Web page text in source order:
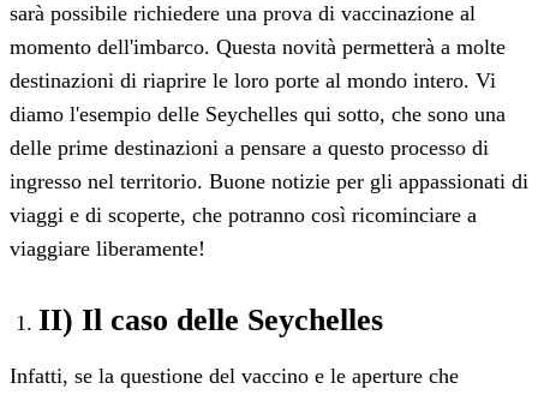
sarà possibile richiedere una prova di vaccinazione al
momento dell'imbarco. Questa novità permetterà a molte
destinazioni di riaprire le loro porte al mondo intero. Vi
diamo l'esempio delle Seychelles qui sotto, che sono una
delle prime destinazioni a pensare a questo processo di
ingresso nel territorio. Buone notizie per gli appassionati di
viaggi e di scoperte, che potranno così ricominciare a
viaggiare liberamente!
II) Il caso delle Seychelles
Infatti, se la questione del vaccino e le aperture che